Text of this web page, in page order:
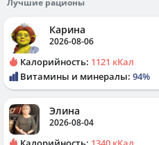
Карина
2026-08-06
Калорийность: 1121 кКал
Витамины и минералы: 94%
Элина
2026-08-04